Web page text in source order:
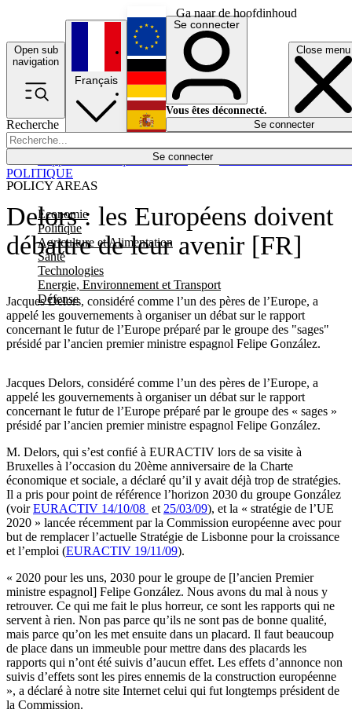
Ga naar de hoofdinhoud
Open sub
navigation
Close menu
Recherche
Se connecter
POLICY AREAS
Economie
Politique
Agriculture et Alimentation
Santé
Technologies
Energie, Environnement et Transport
Défense
Économie
Français
English
Deutsch
Español
Se connecter
Vous êtes déconnecté.
Se connecter
Delors : les Européens doivent
débattre de leur avenir [FR]
Jacques Delors, considéré comme l’un des pères de l’Europe, a
appelé les gouvernements à organiser un débat sur le rapport
concernant le futur de l’Europe préparé par le groupe des "sages"
présidé par l’ancien premier ministre espagnol Felipe González.
POLITIQUE
Jacques Delors, considéré comme l’un des pères de l’Europe, a
appelé les gouvernements à organiser un débat sur le rapport
concernant le futur de l’Europe préparé par le groupe des « sages »
présidé par l’ancien premier ministre espagnol Felipe González.
M. Delors, qui s’est confié à EURACTIV lors de sa visite à
Bruxelles à l’occasion du 20ème anniversaire de la Charte
économique et sociale, a déclaré qu’il y avait déjà trop de stratégies.
Il a pris pour point de référence l’horizon 2030 du groupe González
(voirEURACTIV 14/10/08 et 25/03/09), et la « stratégie de l’UE
2020 » lancée récemment par la Commission européenne avec pour
but de remplacer l’actuelle Stratégie de Lisbonne pour la croissance
et l’emploi (EURACTIV 19/11/09).
« 2020 pour les uns, 2030 pour le groupe de [l’ancien Premier
ministre espagnol] Felipe González. Nous avons du mal à nous y
retrouver. Ce qui me fait le plus horreur, ce sont les rapports qui ne
servent à rien. Non pas parce qu’ils ne sont pas de bonne qualité,
mais parce qu’on les met ensuite dans un placard. Il faut beaucoup
de place dans un immeuble pour mettre dans des placards les
rapports qui n’ont été suivis d’aucun effet. Les effets d’annonce non
suivis d’effets sont les pires ennemis de la construction européenne
», a déclaré à notre site Internet celui qui fut longtemps président de
la Commission.